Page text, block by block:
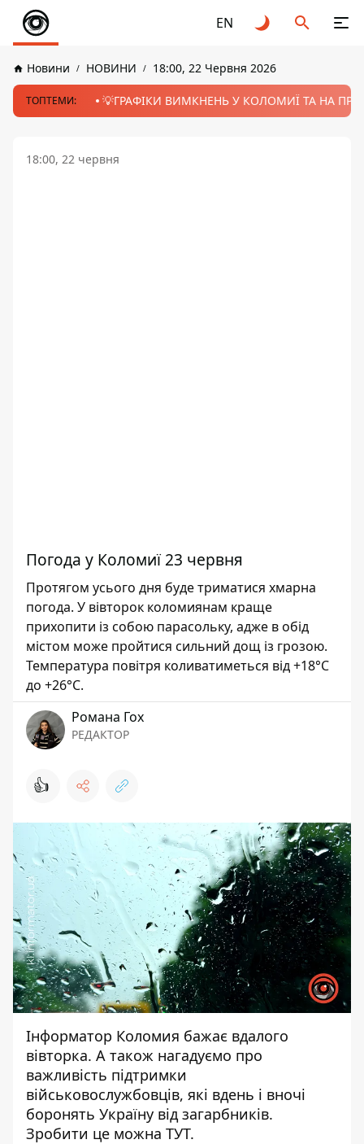
EN
Новини НОВИНИ 18:00, 22 Червня 2026
ТОПТЕМИ: 💡ГРАФІКИ ВИМКНЕНЬ У КОЛОМИЇ ТА НА
18:00, 22 червня
Погода у Коломиї 23 червня
Протягом усього дня буде триматися хмарна
погода. У вівторок коломиянам краще
прихопити із собою парасольку, адже в обід
містом може пройтися сильний дощ із грозою.
Температура повітря коливатиметься від +18°С
до +26°С.
Романа Гох
РЕДАКТОР
👍
Інформатор Коломия бажає вдалого
вівторка. А також нагадуємо про
важливість підтримки
військовослужбовців, які вдень і вночі
боронять Україну від загарбників.
Зробити це можна ТУТ.